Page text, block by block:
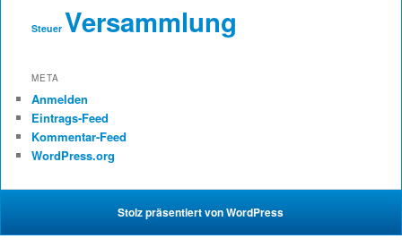
Steuer Versammlung
META
Anmelden
Eintrags-Feed
Kommentar-Feed
WordPress.org
Stolz präsentiert von WordPress